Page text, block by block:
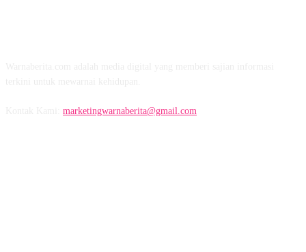
marketingwarnaberita@gmail.com